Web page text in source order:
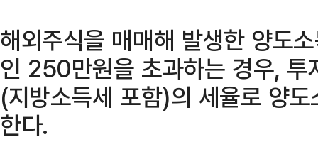
해외주식을 매매해 발생한 양도
인 250만원을 초과하는 경우,
(지방소득세 포함)의 세율로 양
한다.